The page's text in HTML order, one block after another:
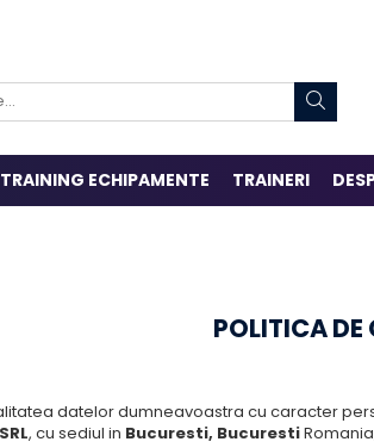
TRAINING ECHIPAMENTE TRAINERI
POLITICA DE
datelor dumneavoastra cu caracter
, cu sediul in Bucuresti, Bucuresti